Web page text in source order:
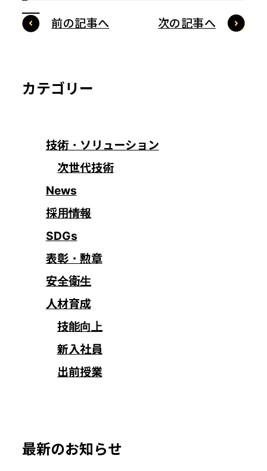
前の記事へ 次の記事へ
カテゴリー
技術・ソリューション
次世代技術
News
採用情報
SDGs
表彰・勲章
安全衛生
人材育成
技能向上
新入社員
出前授業
最新のお知らせ